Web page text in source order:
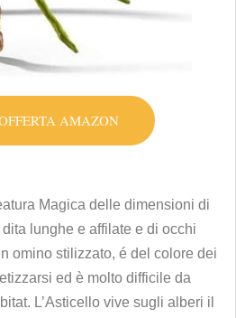
AMAZON
Magica delle dimensioni di
lunghe e affilate e di occhi
omino stilizzato, é del colore dei
ed è molto difficile da
L’Asticello vive sugli alberi il